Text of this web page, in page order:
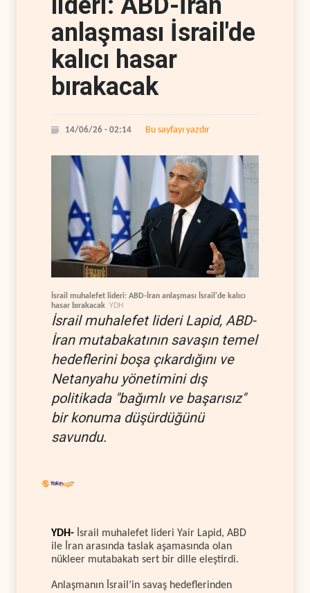
anlaşması İsrail'de
kalıcı hasar
bırakacak
14/06/26 - 02:14 Bu sayfayı yazdır
İsrail muhalefet lideri: ABD-İran anlaşması İsrail'de kalıcı
hasar bırakacak YDH
İsrail muhalefet lideri Lapid, ABD-
İran mutabakatının savaşın temel
hedeflerini boşa çıkardığını ve
Netanyahu yönetimini dış
politikada "bağımlı ve başarısız"
bir konuma düşürdüğünü
savundu.
YDH- İsrail muhalefet lideri Yair Lapid, ABD
ile İran arasında taslak aşamasında olan
nükleer mutabakatı sert bir dille eleştirdi.
Anlaşmanın İsrail’in savaş hedeflerinden